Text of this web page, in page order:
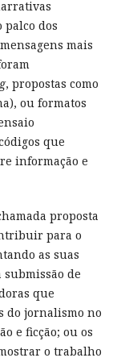
dos
mais
, propostas como
ou formatos
que
informação e
proposta
para o
as suas
submissão de
que
do jornalismo no
e ficção; ou os
o trabalho